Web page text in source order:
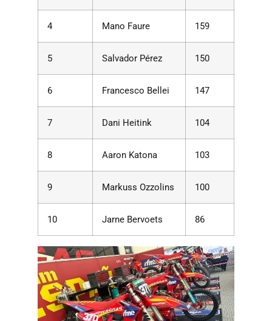
4 Mano Faure 159
5 Salvador Pérez 150
6 Francesco Bellei 147
7 Dani Heitink 104
8 Aaron Katona 103
9 Markuss Ozzolins 100
10 Jarne Bervoets 86